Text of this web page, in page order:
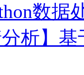
数
分析】